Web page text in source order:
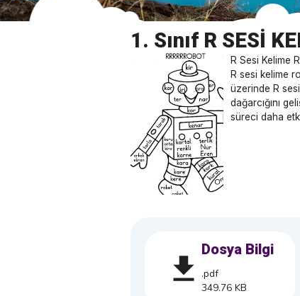
1. Sınıf R SESİ
R Sesi Kelime
R sesi kelime
üzerinde R
dağarcığını
süreci daha
Dosya Bilgi
.pdf
349.76 KB